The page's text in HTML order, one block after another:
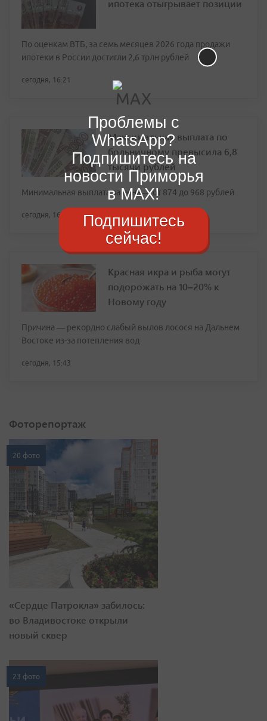
ипотека отыгрывает позиции
По оценкам ВТБ, за семь месяцев 2026 года продажи
ипотеки в России достигли 2,6 трлн рублей
сегодня, 16:21
Максимальная выплата по
больничному превысила 6,8
тысячи рублей
Минимальная выплата за день — от 874 до 968 рублей
сегодня, 16:11
Красная икра и рыба могут
подорожать на 10–20% к
Новому году
Причина — рекордно слабый вылов лосося на Дальнем
Востоке из-за потепления вод
сегодня, 15:43
Фоторепортаж
20 фото
«Сердце Патрокла» забилось:
во Владивостоке открыли
новый сквер
23 фото
Проблемы с
WhatsApp?
Подпишитесь на
новости Приморья
в MAX!
Подпишитесь
сейчас!